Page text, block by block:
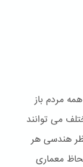
مردم باز
می توانند
هندسی هر
معماری